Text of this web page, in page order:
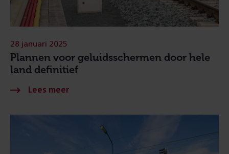
Plannen voor geluidsschermen door hele
land definitief
28 januari 2025